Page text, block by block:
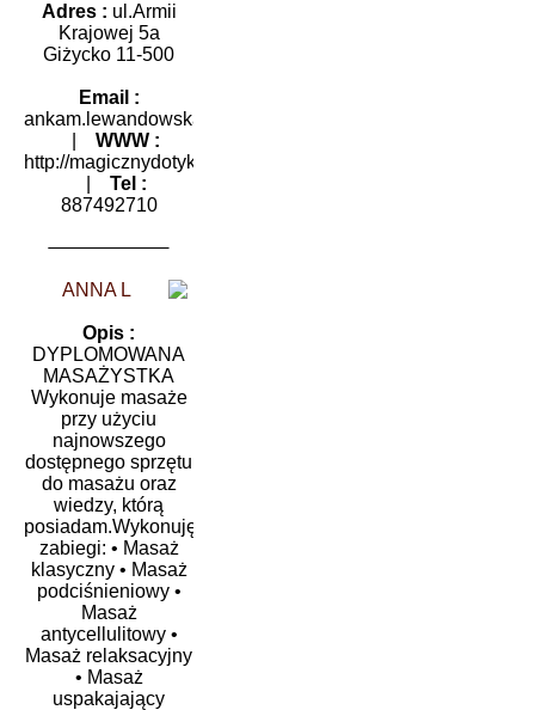
Adres : ul.Armii
Krajowej 5a
Giżycko 11-500
Email :
ankam.lewandowska@wp.pl
WWW :
http://magicznydotyk24.pl
Tel :
887492710
ANNA L
Opis :
DYPLOMOWANA
MASAŻYSTKA
Wykonuje masaże
przy użyciu
najnowszego
dostępnego sprzętu
do masażu oraz
wiedzy, którą
posiadam.Wykonuję
zabiegi: • Masaż
klasyczny • Masaż
podciśnieniowy •
Masaż
antycellulitowy •
Masaż relaksacyjny
• Masaż
uspakajający